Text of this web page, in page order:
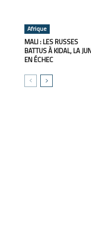
Afrique
MALI : LES RUSSES
BATTUS À KIDAL, LA
EN ÉCHEC